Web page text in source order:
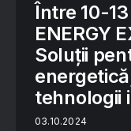
Între 10-
ENERGY
Soluții
tehnologii
03.10.2024